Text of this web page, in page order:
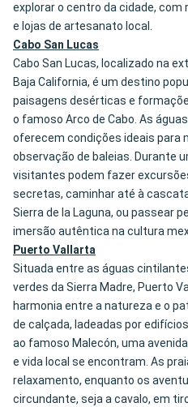
explorar o centro da cidade,
e lojas de artesanato local.
Cabo San Lucas
Cabo San Lucas, localizado na
Baja California, é um destino
paisagens desérticas e
o famoso Arco de Cabo. As
oferecem condições ideais para
observação de baleias. Durante
visitantes podem fazer
secretas, caminhar até à
Sierra de la Laguna, ou passear
imersão autêntica na cultura
Puerto Vallarta
Situada entre as águas
verdes da Sierra Madre, Puerto
harmonia entre a natureza e o
de calçada, ladeadas por
ao famoso Malecón, uma
e vida local se encontram. As
relaxamento, enquanto os
circundante, seja a cavalo, em